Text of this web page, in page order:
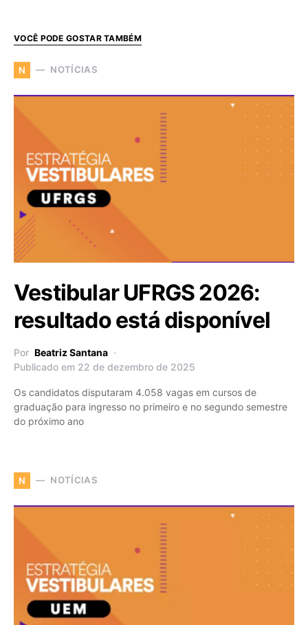
VOCÊ PODE GOSTAR TAMBÉM
N NOTÍCIAS
Vestibular UFRGS 2026:
resultado está disponível
Por Beatriz Santana
Publicado em 22 de dezembro de 2025
Os candidatos disputaram 4.058 vagas em cursos de
graduação para ingresso no primeiro e no segundo semestre
do próximo ano
N NOTÍCIAS